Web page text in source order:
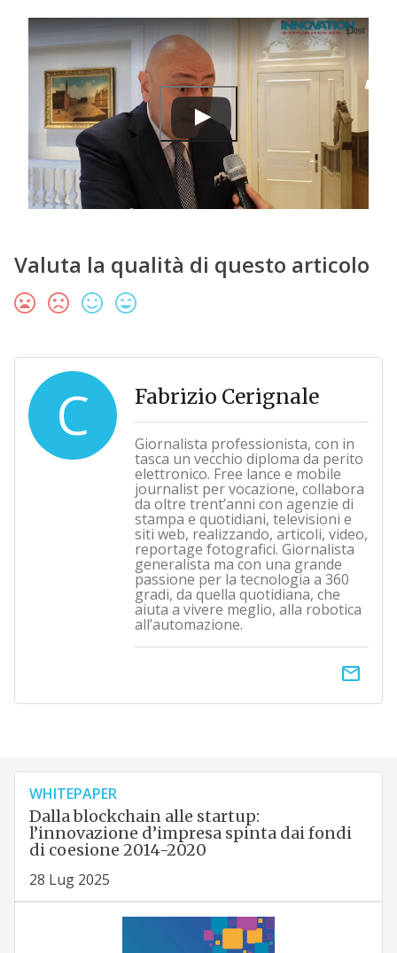
Valuta la qualità di questo articolo
C Fabrizio Cerignale
Giornalista professionista, con in
tasca un vecchio diploma da perito
elettronico. Free lance e mobile
journalist per vocazione, collabora
da oltre trent’anni con agenzie di
stampa e quotidiani, televisioni e
siti web, realizzando, articoli, video,
reportage fotografici. Giornalista
generalista ma con una grande
passione per la tecnologia a 360
gradi, da quella quotidiana, che
aiuta a vivere meglio, alla robotica
all’automazione.
email
WHITEPAPER
Dalla blockchain alle startup:
l’innovazione d’impresa spinta dai fondi
di coesione 2014-2020
28 Lug 2025